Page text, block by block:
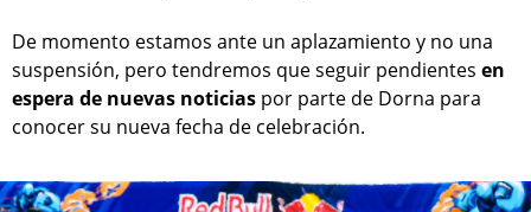
De momento estamos ante un aplazamiento y no una
suspensión, pero tendremos que seguir pendientes en
espera de nuevas noticias por parte de Dorna para
conocer su nueva fecha de celebración.